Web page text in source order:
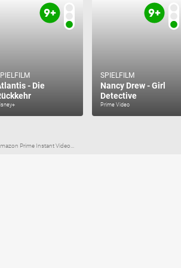
- Die
SPIELFILM
Nancy Drew - Girl
Detective
Prime Video
Prime Instant Video...